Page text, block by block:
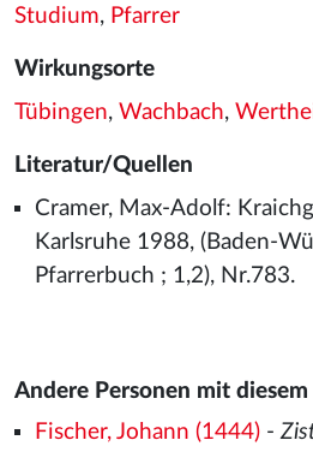
Studium, Pfarrer
Wirkungsorte
Tübingen, Wachbach,
Literatur/Quellen
Cramer, Max-Adolf:
Karlsruhe 1988, (Baden-
Pfarrerbuch ; 1,2), Nr.783.
Andere Personen mit
Fischer, Johann (1444)-